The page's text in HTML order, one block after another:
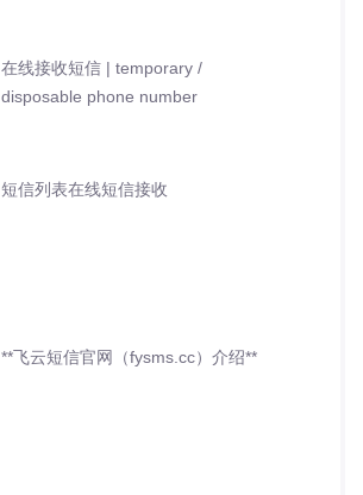
在线接收短信 | temporary /
disposable phone number
短信列表在线短信接收
**飞云短信官网（fysms.cc）介绍**